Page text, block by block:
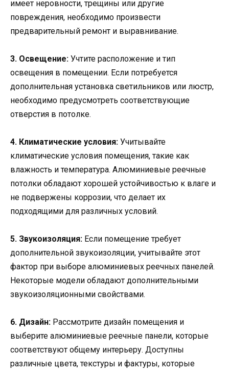
имеет неровности, трещины или другие
повреждения, необходимо произвести
предварительный ремонт и выравнивание.
3. Освещение: Учтите расположение и тип
освещения в помещении. Если потребуется
дополнительная установка светильников или люстр,
необходимо предусмотреть соответствующие
отверстия в потолке.
4. Климатические условия: Учитывайте
климатические условия помещения, такие как
влажность и температура. Алюминиевые реечные
потолки обладают хорошей устойчивостью к влаге и
не подвержены коррозии, что делает их
подходящими для различных условий.
5. Звукоизоляция: Если помещение требует
дополнительной звукоизоляции, учитывайте этот
фактор при выборе алюминиевых реечных панелей.
Некоторые модели обладают дополнительными
звукоизоляционными свойствами.
6. Дизайн: Рассмотрите дизайн помещения и
выберите алюминиевые реечные панели, которые
соответствуют общему интерьеру. Доступны
различные цвета, текстуры и фактуры, которые